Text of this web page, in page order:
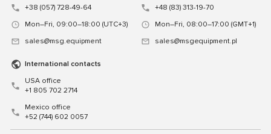
+38 (057) 728-49-64
Mon–Fri, 09:00–18:00 (UTC+3)
sales@msg.equipment
+48 (83) 313-19-70
Mon–Fri, 08:00–17:00 (GMT+1)
sales@msgequipment.pl
International contacts
USA office
+1 805 702 2714
Mexico office
+52 (744) 602 0057